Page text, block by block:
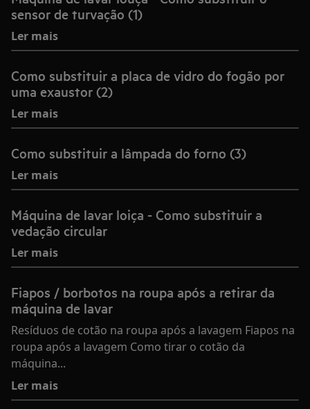
sensor de turvação (1)
Ler mais
Como substituir a placa de vidro do fogão por
uma exaustor (2)
Ler mais
Como substituir a lâmpada do forno (3)
Ler mais
Máquina de lavar loiça - Como substituir a
vedação circular
Ler mais
Fiapos / borbotos na roupa após a retirar da
máquina de lavar
Resíduos de cotão na roupa após a lavagem Fiapos na
roupa após a lavagem Como tirar o cotão da
máquina...
Ler mais